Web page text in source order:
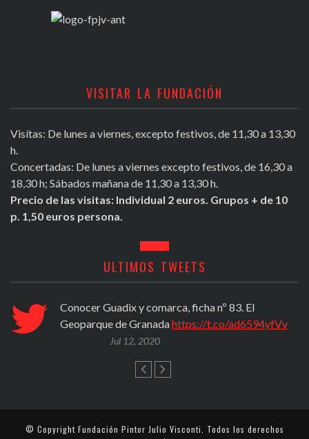
VISITAR LA FUNDACIÓN
Visítas: De lunes a viernes, excepto festivos, de 11,30 a 13,30
h.
Concertadas: De lunes a viernes excepto festivos, de 16,30 a
18,30 h; Sábados mañana de 11,30 a 13,30 h.
Precio de las visitas: Individual 2 euros. Grupos + de 10
p. 1,50 euros persona.
ULTIMOS TWEETS
Conocer Guadix y comarca, ficha nº 83. El
Geoparque de Granadahttps://t.co/ad6594yfVv
Jul 12, 2020
© Copyright Fundación Pintor Julio Visconti . Todos los derechos